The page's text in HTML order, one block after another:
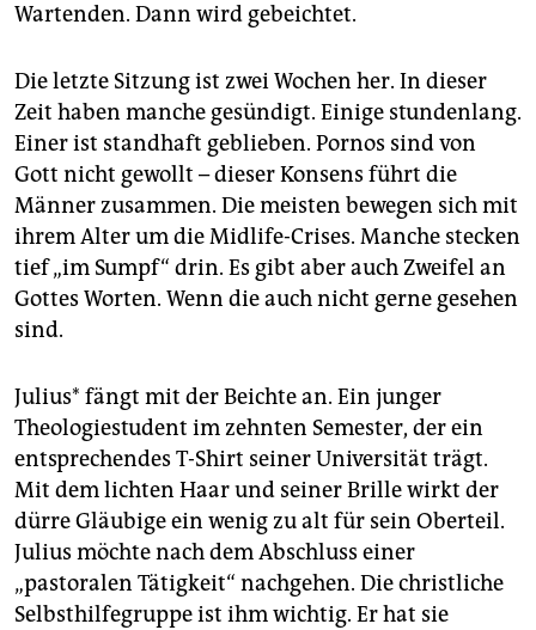
Wartenden. Dann wird gebeichtet.
Die letzte Sitzung ist zwei Wochen her. In dieser
Zeit haben manche gesündigt. Einige stundenlang.
Einer ist standhaft geblieben. Pornos sind von
Gott nicht gewollt – dieser Konsens führt die
Männer zusammen. Die meisten bewegen sich mit
ihrem Alter um die Midlife-Crises. Manche stecken
tief „im Sumpf“ drin. Es gibt aber auch Zweifel an
Gottes Worten. Wenn die auch nicht gerne gesehen
sind.
Julius* fängt mit der Beichte an. Ein junger
Theologiestudent im zehnten Semester, der ein
entsprechendes T-Shirt seiner Universität trägt.
Mit dem lichten Haar und seiner Brille wirkt der
dürre Gläubige ein wenig zu alt für sein Oberteil.
Julius möchte nach dem Abschluss einer
„pastoralen Tätigkeit“ nachgehen. Die christliche
Selbsthilfegruppe ist ihm wichtig. Er hat sie